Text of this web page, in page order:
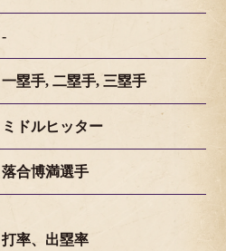
-
一塁手, 二塁手, 三塁手
ミドルヒッター
落合博満選手
打率、出塁率